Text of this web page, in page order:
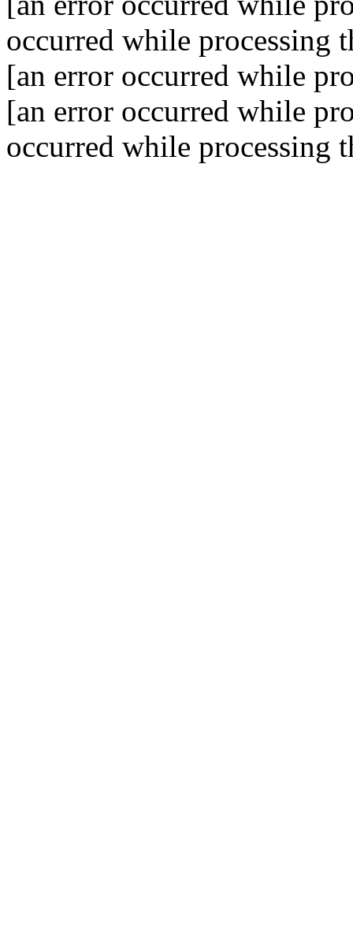
occurred while processing
[an error occurred while
[an error occurred while
occurred while processing